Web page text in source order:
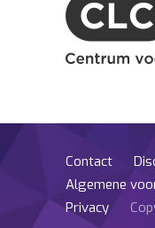
Contact
Algemene
Privacy